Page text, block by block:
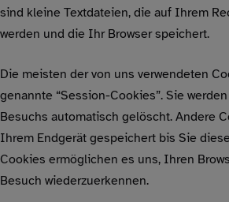
sind kleine Textdateien, die auf Ihrem
werden und die Ihr Browser speichert.
Die meisten der von uns verwendeten
genannte “Session-Cookies”. Sie
Besuchs automatisch gelöscht. Andere
Ihrem Endgerät gespeichert bis Sie
Cookies ermöglichen es uns, Ihren
Besuch wiederzuerkennen.